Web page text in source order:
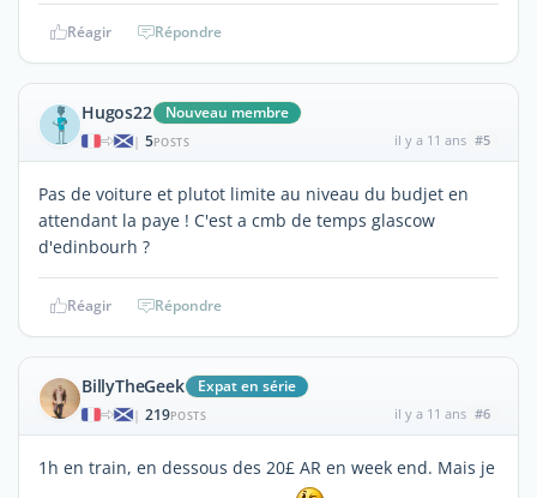
Réagir Répondre
Hugos22 Nouveau membre
| 5POSTS il y a 11 ans #5
Pas de voiture et plutot limite au niveau du budjet en
attendant la paye ! C'est a cmb de temps glascow
d'edinbourh ?
Réagir Répondre
BillyTheGeek Expat en série
| 219POSTS il y a 11 ans #6
1h en train, en dessous des 20£ AR en week end. Mais je